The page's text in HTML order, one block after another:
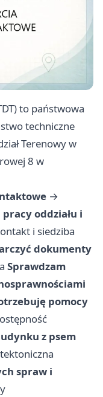
to państwowa
techniczne
Terenowy w
8 w
→
oddziału i
i siedziba
dokumenty
Sprawdzam
pomocy
z psem
spraw i